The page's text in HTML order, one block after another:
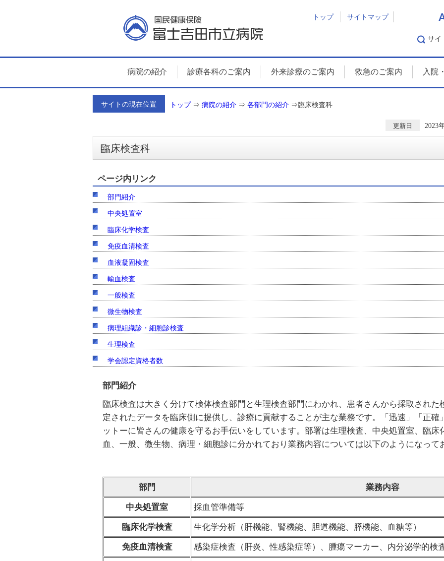
トップ サイトマップ
サイ
病院の紹介 診療各科のご案内 外来診療のご案内 救急のご案内 入院
サイトの現在位置 トップ⇒ 病院の紹介 ⇒ 各部門の紹介 ⇒臨床検査科
更新日 2023
臨床検査科
ページ内リンク
部門紹介
中央処置室
臨床化学検査
免疫血清検査
血液凝固検査
輸血検査
一般検査
微生物検査
病理組織診・細胞診検査
生理検査
学会認定資格者数
部門紹介
臨床検査は大きく分けて検体検査部門と生理検査部門にわかれ、患者さんから採取され
定されたデータを臨床側に提供し、診療に貢献することが主な業務です。「迅速」「正
ットーに皆さんの健康を守るお手伝いをしています。部署は生理検査、中央処置室、臨
血、一般、微生物、病理・細胞診に分かれており業務内容については以下のようになって
部門 業務内容
中央処置室 採血管準備等
臨床化学検査 生化学分析（肝機能、腎機能、胆道機能、膵機能、血糖等）
免疫血清検査 感染症検査（肝炎、性感染症等）、腫瘍マーカー、内分泌学的検